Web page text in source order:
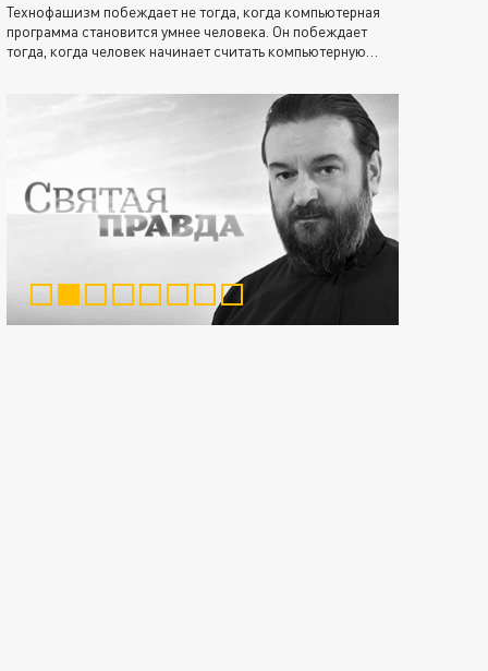
Технофашизм побеждает не тогда, когда компьютерная
программа становится умнее человека. Он побеждает
тогда, когда человек начинает считать компьютерную